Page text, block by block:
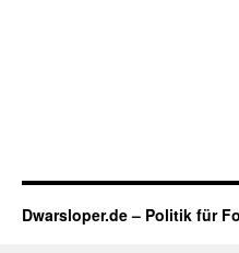
Dwarsloper.de – Politik für